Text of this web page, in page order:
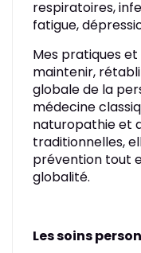
respiratoires,
fatigue,
Mes pratiques
maintenir,
globale de la
médecine
naturopathie et
traditionnelles,
prévention tout
globalité.
Les soins